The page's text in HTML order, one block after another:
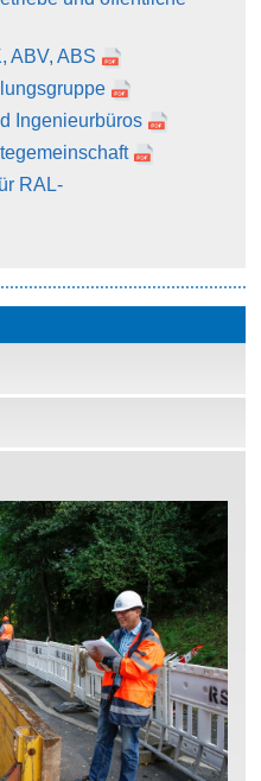
ABV, ABS
Ingenieurbüros
RAL-